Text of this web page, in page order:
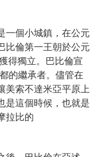
一個小城鎮，在公元
比倫第一王朝於公元
得獨立。巴比倫宣
的繼承者。儘管在
美索不達米亞平原上
是這個時候，也就是
拉比的